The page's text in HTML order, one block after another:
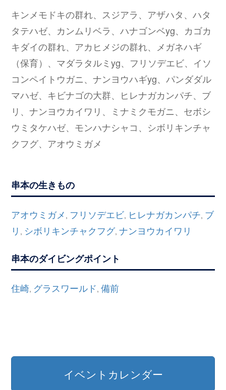
キンメモドキの群れ、スジアラ、アザハタ、ハタ
タテハゼ、カンムリベラ、ハナゴンベyg、カゴカ
キダイの群れ、アカヒメジの群れ、メガネハギ
（保育）、マダラタルミyg、フリソデエビ、イソ
コンペイトウガニ、ナンヨウハギyg、パンダダル
マハゼ、キビナゴの大群、ヒレナガカンパチ、ブ
リ、ナンヨウカイワリ、ミナミクモガニ、セボシ
ウミタケハゼ、モンハナシャコ、シボリキンチャ
クフグ、アオウミガメ
串本の生きもの
アオウミガメ , フリソデエビ, ヒレナガカンパチ, ブ
リ , シボリキンチャクフグ,ナンヨウカイワリ
串本のダイビングポイント
住崎, グラスワールド,備前
イベントカレンダー